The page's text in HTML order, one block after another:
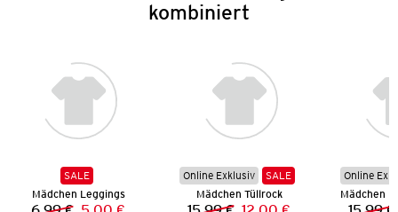
kombiniert
SALE
Mädchen Leggings
Online Exklusiv
SALE
Mädchen Tüllrock
Online